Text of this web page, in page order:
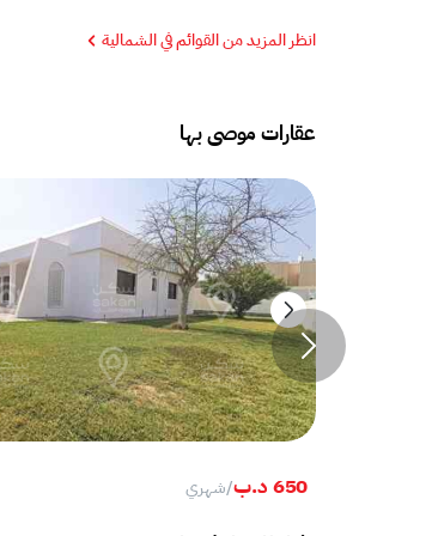
انظر المزيد من القوائم في الشمالية
عقارات موصى بها
650 د.ب /شهري